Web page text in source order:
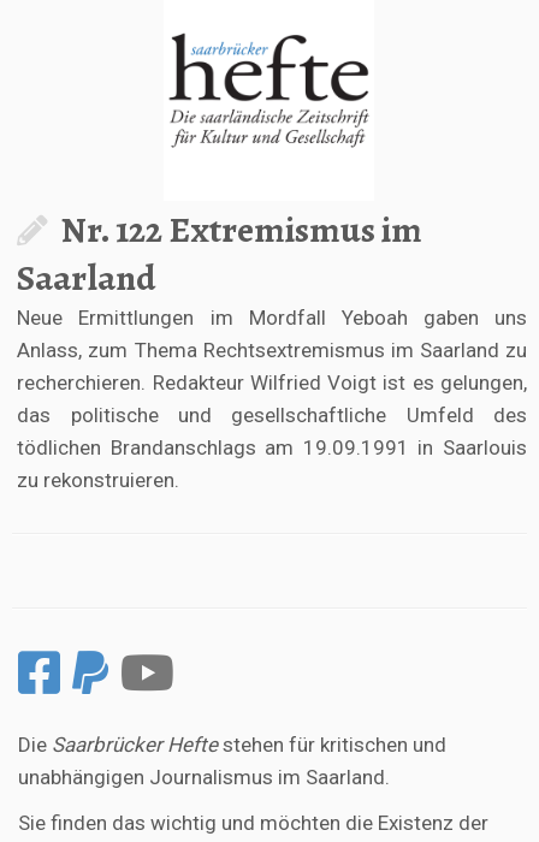
Nr. 122 Extremismus im
Saarland
Neue Ermittlungen im Mordfall Yeboah gaben uns
Anlass, zum Thema Rechtsextremismus im Saarland zu
recherchieren. Redakteur Wilfried Voigt ist es gelungen,
das politische und gesellschaftliche Umfeld des
tödlichen Brandanschlags am 19.09.1991 in Saarlouis
zu rekonstruieren.
Die Saarbrücker Heftestehen für kritischen und
unabhängigen Journalismus im Saarland.
Sie finden das wichtig und möchten die Existenz der